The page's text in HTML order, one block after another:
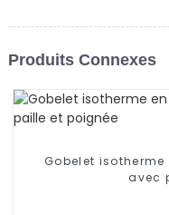
Produits Connexes
Gobelet
avec